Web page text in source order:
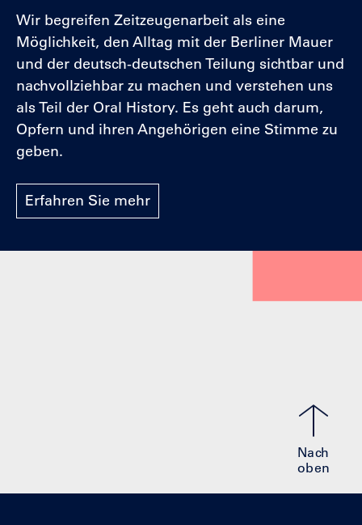
Wir begreifen Zeitzeugenarbeit als eine
Möglichkeit, den Alltag mit der Berliner Mauer
und der deutsch-deutschen Teilung sichtbar und
nachvollziehbar zu machen und verstehen uns
als Teil der Oral History. Es geht auch darum,
Opfern und ihren Angehörigen eine Stimme zu
geben.
Erfahren Sie mehr
Nach
oben